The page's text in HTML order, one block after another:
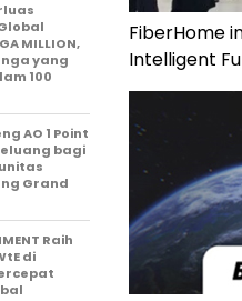
FiberHome
Intelligent
MILLION,
yang
100
AO 1 Point
bagi
Grand
Raih
di